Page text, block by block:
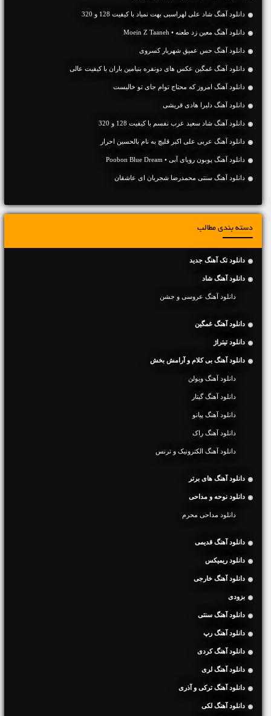
دانلود آهنگ شاد علی لهراسبی بهت نمیاد با کیفیت 128 و 320
دانلود آهنگ معین زد طعنه • Moein Z Taaneh
دانلود آهنگ حس عمیق شهریار کسروی
دانلود آهنگ غمگین عکس های دونفره بنیامین باران با کیفیت عالی
دانلود آهنگ امروز که محتاج توام جای تو خالیست
دانلود آهنگ دلبرا هادی قریشی
دانلود آهنگ شاد سعید عرب نفسم با کیفیت 128 و 320
دانلود آهنگ عربی علی اکبر قلیچ به نام بالحسین احرار
دانلود آهنگ پوبون رویای آبی • Poobon Blue Dream
دانلود آهنگ سنتی محمدرضا شجریان ای عاشقان
دسته بندی مطالب
دانلود تک آهنگ جدید
دانلود آهنگ شاد
دانلود آهنگ عروسی و جشن
دانلود آهنگ غمگین
دانلود تیتراژ
دانلود آهنگ بی کلام و آرامش بخش
دانلود آهنگ ویولن
دانلود آهنگ گیتار
دانلود آهنگ پیانو
دانلود آهنگ راک
دانلود آهنگ الکترونیک و ترنس
دانلود آهنگ های برتر
دانلود نوحه و مداحی
دانلود مداحی محرم
دانلود آهنگ قدیمی
دانلود ریمیکس
دانلود آهنگ خارجی
بزودی
دانلود آهنگ سنتی
دانلود آهنگ رپ
دانلود آهنگ کردی
دانلود آهنگ لری
دانلود آهنگ ترکی و آذری
دانلود آهنگ لکی